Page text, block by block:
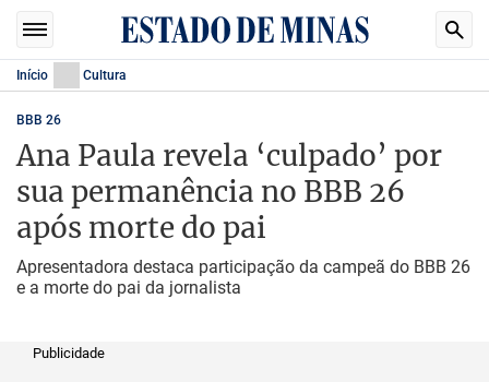
Início Cultura
BBB 26
Ana Paula revela ‘culpado’ por
sua permanência no BBB 26
após morte do pai
Apresentadora destaca participação da campeã do BBB 26
e a morte do pai da jornalista
Publicidade